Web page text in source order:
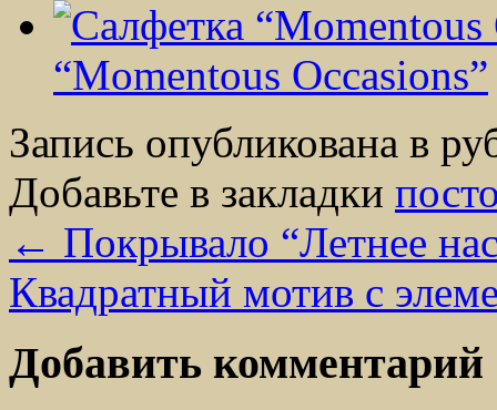
“Momentous Occasions”
Запись опубликована в
Добавьте в закладки
← Покрывало “Летнее
Квадратный мотив с
Добавить комментарий